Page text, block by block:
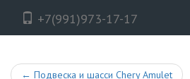
+7(991)973-17-17
← Подвеска и шасси Chery Amulet